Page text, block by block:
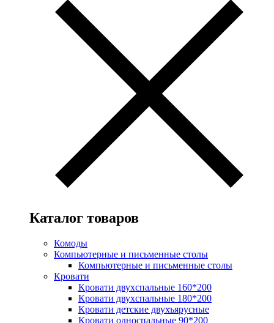
Каталог товаров
Комоды
Компьютерные и письменные столы
Компьютерные и письменные столы
Кровати
Кровати двухспальные 160*200
Кровати двухспальные 180*200
Кровати детские двухъярусные
Кровати односпальные 90*200